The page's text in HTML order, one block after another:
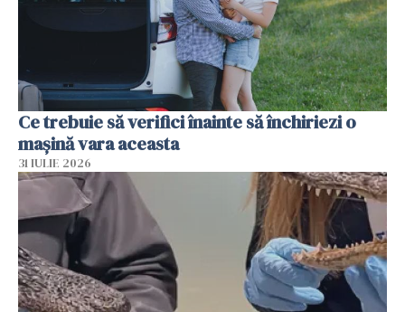
Ce trebuie să verifici înainte să închiriezi o
mașină vara aceasta
31 IULIE 2026